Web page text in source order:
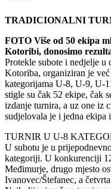
TRADICIONALNI
FOTO Više od 50 ekipa
Kotoribi, donosimo
Protekle subote i nedjelje u
Kotoriba, organiziran je
kategorijama U-8, U-9, U-
stigle su čak 52 ekipe, čak
izdanje turnira, a uz one iz
sudjelovala je i jedna ekipa
TURNIR U U-8
U subotu je u
kategoriji. U konkurenciji
Međimurje, drugo mjesto
Ivanovec/Štefanec, a